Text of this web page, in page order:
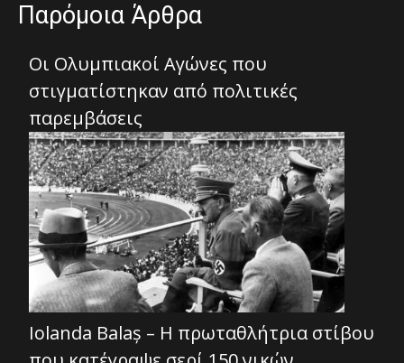
Παρόμοια Άρθρα
Οι Ολυμπιακοί Αγώνες που
στιγματίστηκαν από πολιτικές
παρεμβάσεις
Iolanda Balaș – Η πρωταθλήτρια στίβου